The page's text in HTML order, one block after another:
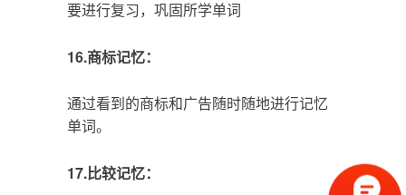
要进行复习，巩固所学单词
16.商标记忆：
通过看到的商标和广告随时随地进行记忆
单词。
17.比较记忆：